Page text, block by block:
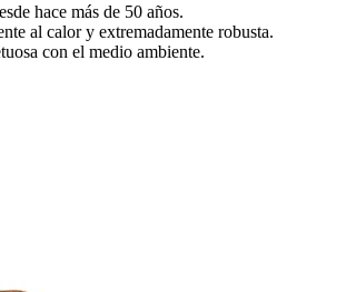
hace más de 50 años.
al calor y extremadamente robusta.
con el medio ambiente.